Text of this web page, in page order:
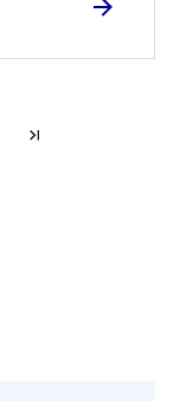
Page suivante